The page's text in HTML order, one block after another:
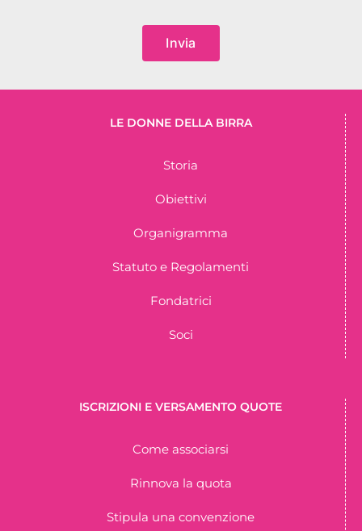
Invia
LE DONNE DELLA BIRRA
Storia
Obiettivi
Organigramma
Statuto e Regolamenti
Fondatrici
Soci
ISCRIZIONI E VERSAMENTO QUOTE
Come associarsi
Rinnova la quota
Stipula una convenzione